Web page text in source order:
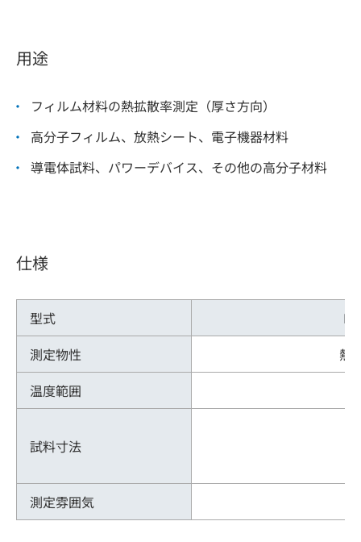
用途
フィルム材料の熱拡散率測定（厚さ方向）
高分子フィルム、放熱シート、電子機器材料
導電体試料、パワーデバイス、その他の高分子材料
仕様
型式
測定物性
熱
温度範囲
試料寸法
測定雰囲気